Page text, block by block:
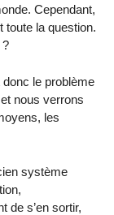
Cependant,
toute la question.
?
donc le problème
nous verrons
les
système
de s’en sortir,